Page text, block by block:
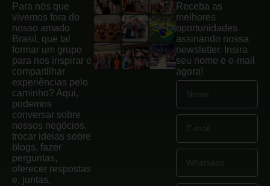
Para nós que
vivemos fora do
nosso amado
Brasil, que tal
formar um grupo
para nos inspirar e
compartilhar
experiências pelo
caminho? Aqui,
podemos
conversar sobre
nossos negócios,
trocar ideias sobre
blogs, fazer
perguntas,
oferecer respostas
e, juntas,
Receba as
melhores
oportunidades
assinando nossa
newsletter. Insira
seu nome e e-mail
agora!